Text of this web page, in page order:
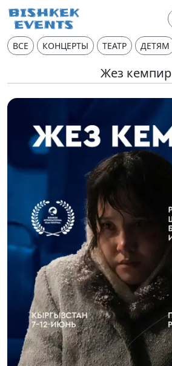
ВСЕ КОНЦЕРТЫ ТЕАТР ДЕТЯМ
Жез кемпир